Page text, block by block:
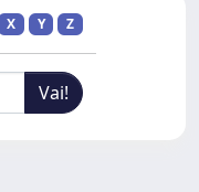
X Y Z